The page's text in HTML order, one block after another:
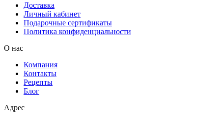
Доставка
Личный кабинет
Подарочные сертификаты
Политика конфиденциальности
О нас
Компания
Контакты
Рецепты
Блог
Адрес